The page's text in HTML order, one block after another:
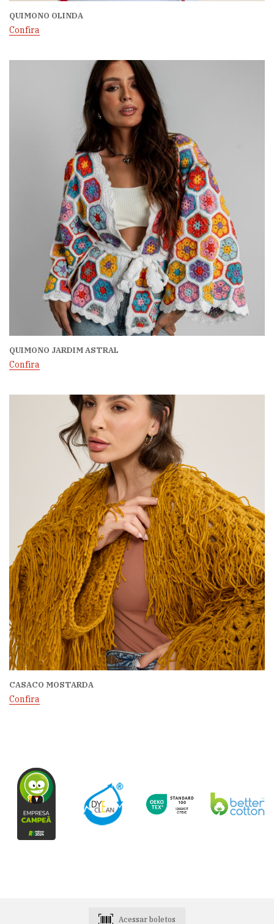
QUIMONO OLINDA
Confira
QUIMONO JARDIM ASTRAL
Confira
CASACO MOSTARDA
Confira
Acessar boletos